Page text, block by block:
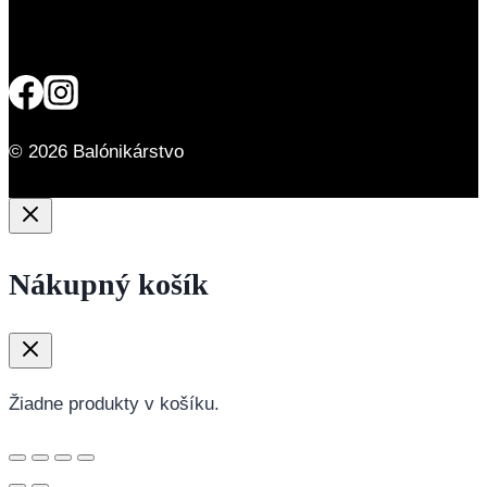
© 2026 Balónikárstvo
Nákupný košík
Žiadne produkty v košíku.